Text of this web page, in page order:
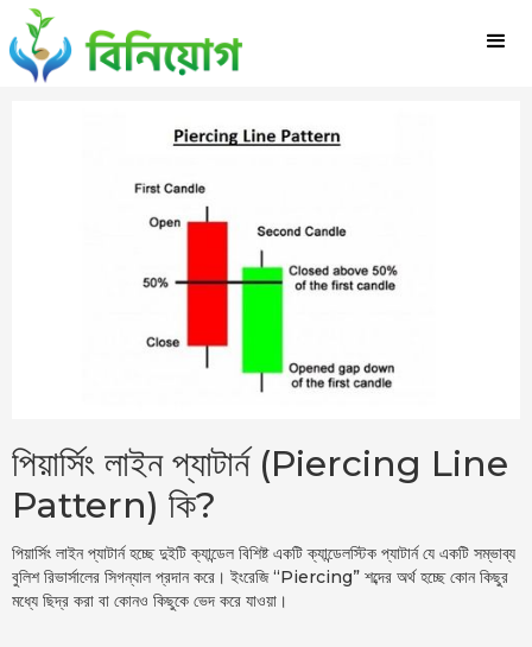
পিয়ার্সিং লাইন প্যাটার্ন (Piercing Line
Pattern) কি?
পিয়ার্সিং লাইন প্যাটার্ন হচ্ছে দুইটি ক্যান্ডেল বিশিষ্ট একটি ক্যান্ডেলস্টিক প্যাটার্ন যে একটি সম্ভাব্য
বুলিশ রিভার্সালের সিগন্যাল প্রদান করে। ইংরেজি “Piercing” শব্দের অর্থ হচ্ছে কোন কিছুর
মধ্যে ছিদ্র করা বা কোনও কিছুকে ভেদ করে যাওয়া।